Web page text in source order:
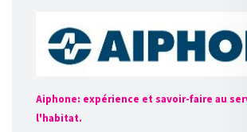
Aiphone: expérience et savoir-faire au
l'habitat.